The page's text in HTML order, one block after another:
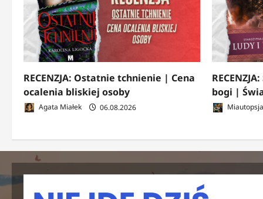
RECENZJA: Ostatnie tchnienie | Cena
ocalenia bliskiej osoby
Agata Miałek 06.08.2026
bogi |
Miautopsja